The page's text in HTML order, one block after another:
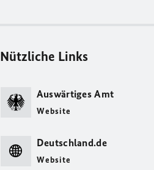
Nützliche Links
Auswärtiges Amt
Website
Deutschland.de
Website